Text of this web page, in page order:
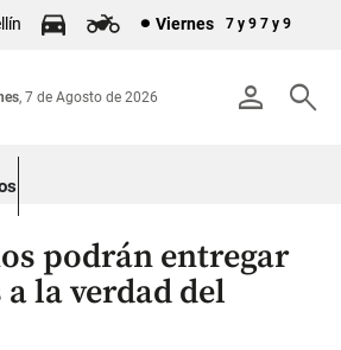
Viernes 7 y 9 7 y 9
person search
, 7 de Agosto de 2026
podrán entregar
la verdad del